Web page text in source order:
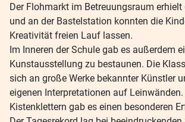
Der Flohmarkt im Betreuungsraum
und an der Bastelstation konnten die
Kreativität freien Lauf lassen.
Im Inneren der Schule gab es außerdem
Kunstausstellung zu bestaunen. Die
sich an große Werke bekannter Künstler
eigenen Interpretationen auf
Kistenklettern gab es einen besonderen